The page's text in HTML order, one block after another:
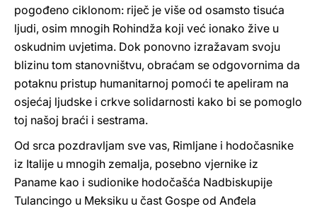
pogođeno ciklonom: riječ je više od osamsto tisuća
ljudi, osim mnogih Rohindža koji već ionako žive u
oskudnim uvjetima. Dok ponovno izražavam svoju
blizinu tom stanovništvu, obraćam se odgovornima da
potaknu pristup humanitarnoj pomoći te apeliram na
osjećaj ljudske i crkve solidarnosti kako bi se pomoglo
toj našoj braći i sestrama.
Od srca pozdravljam sve vas, Rimljane i hodočasnike
iz Italije u mnogih zemalja, posebno vjernike iz
Paname kao i sudionike hodočašća Nadbiskupije
Tulancingo u Meksiku u čast Gospe od Anđela